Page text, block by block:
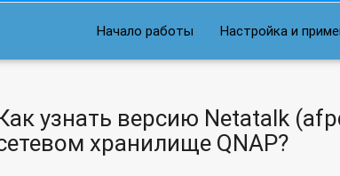
данные сжимались в zip-архив с уникальным
на сетевом хранилище QNAP SMB?
на сетевом хранилище QNAP SMB?
Начало работы Настройка и
узнать версию Netatalk
хранилище QNAP?